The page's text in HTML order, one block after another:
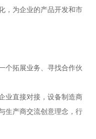
，为企业的产品开发和市
个拓展业务、寻找合作伙
业直接对接，设备制造商
生产商交流创意理念，行